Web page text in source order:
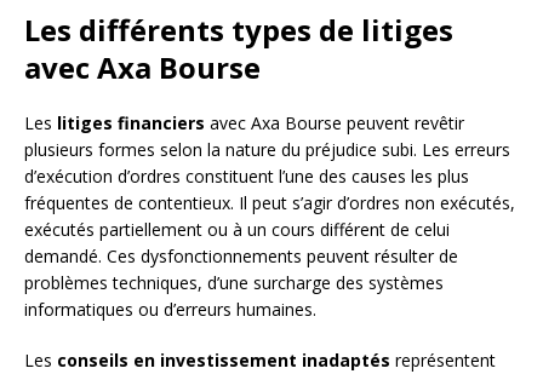
Les différents types de litiges
avec Axa Bourse
Les litiges financiers avec Axa Bourse peuvent revêtir
plusieurs formes selon la nature du préjudice subi. Les erreurs
d’exécution d’ordres constituent l’une des causes les plus
fréquentes de contentieux. Il peut s’agir d’ordres non exécutés,
exécutés partiellement ou à un cours différent de celui
demandé. Ces dysfonctionnements peuvent résulter de
problèmes techniques, d’une surcharge des systèmes
informatiques ou d’erreurs humaines.
Les conseils en investissement inadaptés représentent